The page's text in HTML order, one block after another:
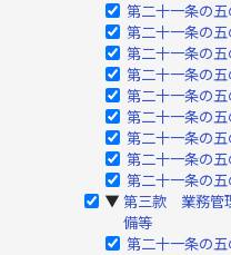
第二十一条の
第二十一条の五
第二十一条の
第二十一条の
第二十一条の
第二十一条の五
第二十一条の五
第二十一条の五
第二十一条の五
▶ 第三款 業務管
備等
第二十一条の